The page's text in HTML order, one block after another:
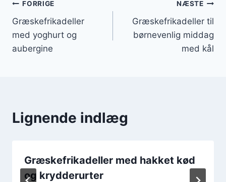
Indlægsnavigation
FORRIGE
Græskefrikadeller
med yoghurt og
aubergine
NÆSTE
Græskefrikadeller til
børnevenlig middag
med kål
Lignende indlæg
Græskefrikadeller med hakket kød
og krydderurter